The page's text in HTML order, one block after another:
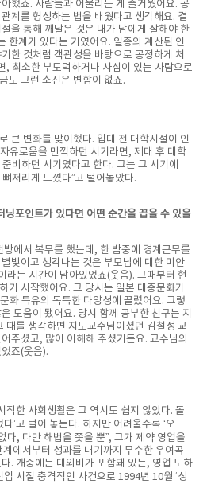
했죠. 사람들과 어울리는 게 즐거웠어요. 공
계를 형성하는 법을 배웠다고 생각해요. 결
을 통해 깨달은 것은 내가 남에게 잘해야 한
한계가 있다는 거였어요. 일종의 계산된 인
한 것처럼 객관성을 바탕으로 공정하게 처
, 최소한 부도덕하거나 사심이 있는 사람으로
도 그런 소신은 변함이 없죠.
큰 변화를 맞이했다. 입대 전 대학시절이 인
유로움을 만끽하던 시기라면, 제대 후 대학
비하던 시기였다고 한다. 그는 그 시기에
저리게 느꼈다”고 털어놓았다.
닝포인트가 있다면 어떤 순간을 꼽을 수 있을
에서 복무를 했는데, 한 밤중에 경계근무를
빛이고 생각나는 것은 부모님에 대한 미안
라는 시간이 남아있었죠(웃음). 그때부터 현
기 시작했어요. 그 당시는 일본 대중문화가
화 특유의 독특한 다양성에 끌렸어요. 그렇
도움이 됐어요. 당시 함께 공부한 친구는 지
때를 생각하면 지도교수님이셨던 김철성 교
주셨고, 많이 이해해 주셨거든요. 교수님의
죠(웃음).
작한 사회생활은 그 역시도 쉽지 않았다. 돌
’고 털어 놓는다. 하지만 어려울수록 ‘오
다, 다만 해법을 쫓을 뿐”, 그가 제약 영업을
에서부터 성과를 내기까지 무수한 우여곡
. 개중에는 대외비가 포함돼 있는, 영업 노하
시절 충격적인 사건으로 1994년 10월 ‘성